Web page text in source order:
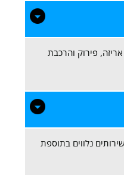
פירוק והרכבת
נלווים בתוספת